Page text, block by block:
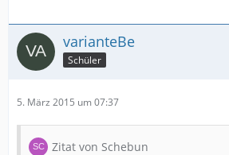
varianteBe
Schüler
5. März 2015 um 07:37
Zitat von Schebun